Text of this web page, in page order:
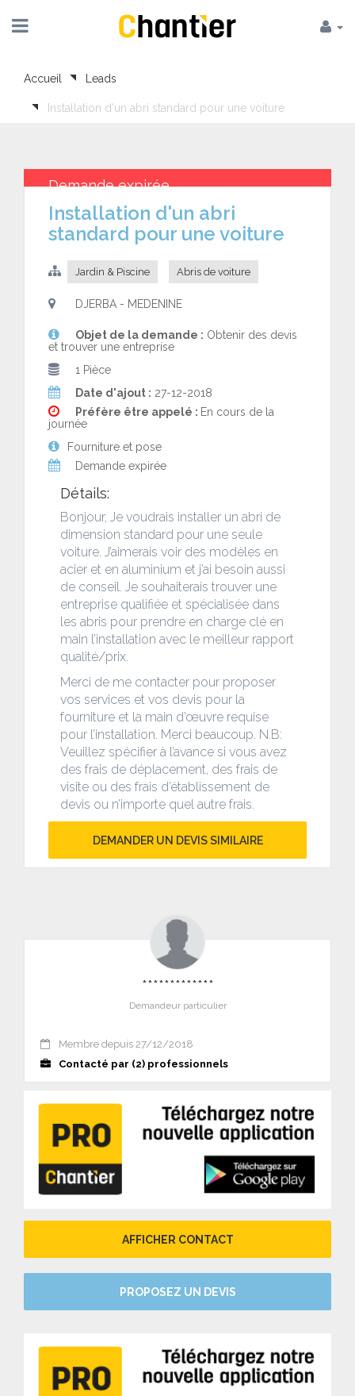
Accueil Leads
Installation d'un abri standard pour une voiture
Demande expirée
Installation d'un abri
standard pour une voiture
Jardin & Piscine Abris de voiture
DJERBA - MEDENINE
Objet de la demande : Obtenir des devis
et trouver une entreprise
1 Pièce
Date d'ajout : 27-12-2018
Préfère être appelé : En cours de la
journée
Fourniture et pose
Demande expirée
Détails:
Bonjour, Je voudrais installer un abri de
dimension standard pour une seule
voiture. J’aimerais voir des modèles en
acier et en aluminium et j’ai besoin aussi
de conseil. Je souhaiterais trouver une
entreprise qualifiée et spécialisée dans
les abris pour prendre en charge clé en
main l’installation avec le meilleur rapport
qualité/prix.
Merci de me contacter pour proposer
vos services et vos devis pour la
fourniture et la main d’œuvre requise
pour l’installation. Merci beaucoup. N.B:
Veuillez spécifier à l’avance si vous avez
des frais de déplacement, des frais de
visite ou des frais d’établissement de
devis ou n’importe quel autre frais.
DEMANDER UN DEVIS SIMILAIRE
*************
Demandeur particulier
Membre depuis 27/12/2018
Contacté par (2) professionnels
AFFICHER CONTACT
PROPOSEZ UN DEVIS